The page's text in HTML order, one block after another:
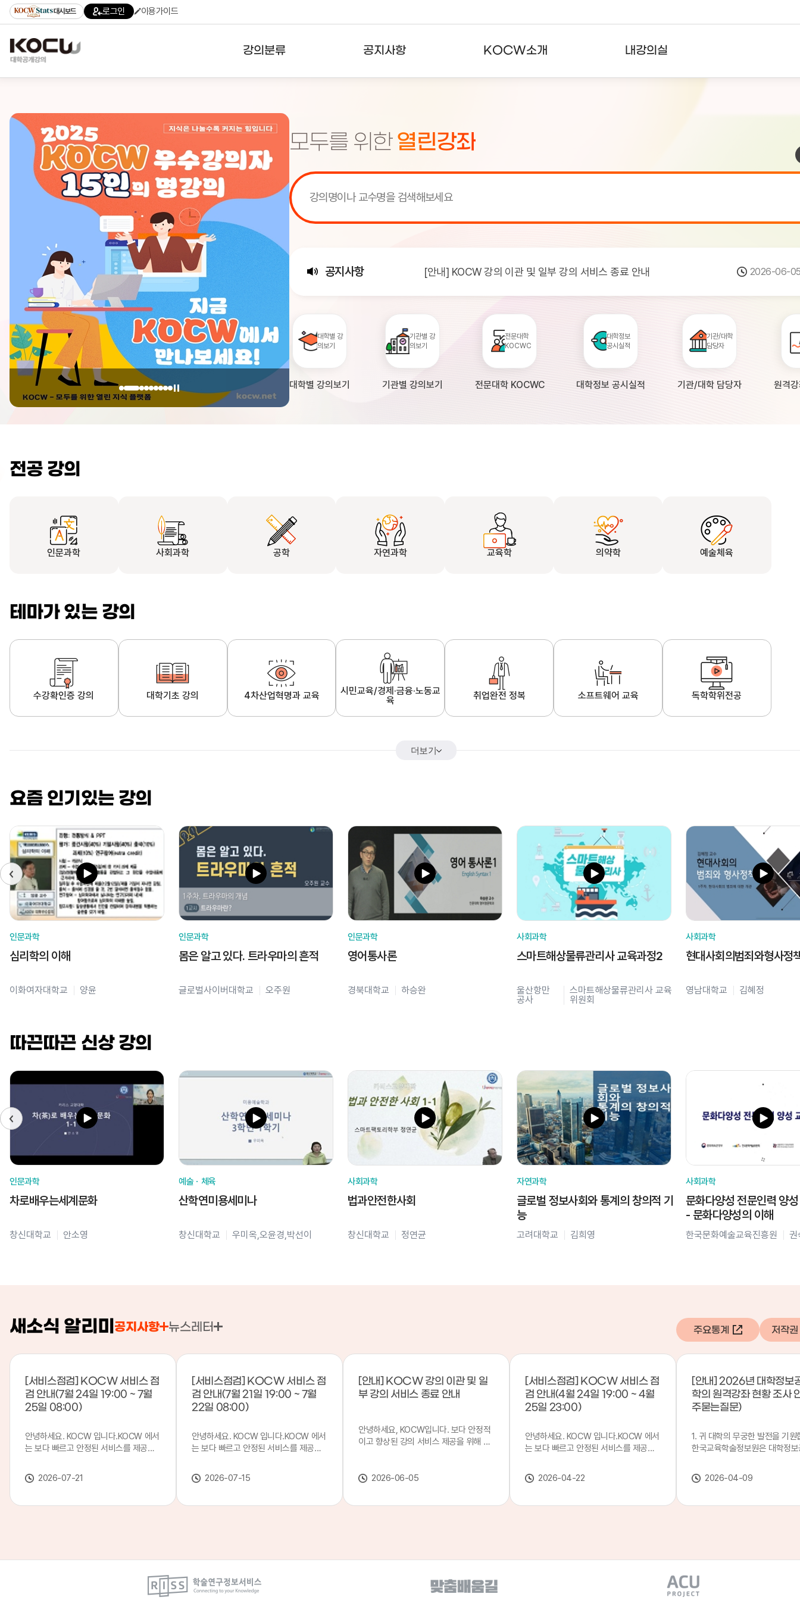
대시보드 로그인 이용가이드
강의분류
기관강의
테마강의
공지사항
주요통계현황
KOCW소개 내강의실
모두를 위한 열린강좌
공지사항
[서비스점검] KOCW 서비스 점검 안내(7월 24일 19:00 ~ 7월... 2026-07-
[안내] KOCW 강의 이관 및 일부 강의 서비스 종료 안내 2026-06-
[안내] 2026년 대학정보공시 대학의 원격강좌 현황 조사 안내(자주묻... 2026-04-
대학별 강
의보기
대학별 강의보기
기관별 강
의보기
기관별 강의보기
전문대학
KOCWC
전문대학 KOCWC
대학정보
공시실적
대학정보 공시실적
기관/대학
담당자
기관/대학 담당자 원격
전공 강의
인문과학 사회과학 공학 자연과학 교육학 의약학 예술체육
테마가 있는 강의
수강확인증 강의 대학기초 강의 4차산업혁명과 교육
시민교육/경제·금융·노동교
육
취업완전 정복 소프트웨어 교육 독학학위전공
더보기
요즘 인기있는 강의
인문과학
심리학의 이해
이화여자대학교 양윤
인문과학
몸은 알고 있다. 트라우마의 흔적
글로벌사이버대학교 오주원
인문과학
영어통사론
경북대학교 하승완
사회과학
스마트해상물류관리사 교육과정2
울산항만
공사
스마트해상물류관리사 교육
위원회
사회과학
현대사회의범죄와형사정
영남대학교 김혜정
따끈따끈 신상 강의
인문과학
차로배우는세계문화
창신대학교 안소영
예술ㆍ체육
산학연미용세미나
창신대학교 우미옥,오윤경,박선이
사회과학
법과안전한사회
창신대학교 정연균
자연과학
글로벌 정보사회와 통계의 창의적 기
능
고려대학교 김희영
사회과학
문화다양성 전문인력 양
- 문화다양성의 이해
한국문화예술교육진흥원 권
새소식 알리미 공지사항 뉴스레터
[서비스점검] KOCW 서비스 점
검 안내(7월 24일 19:00 ~ 7월
25일 08:00)
안녕하세요. KOCW 입니다.KOCW 에서
는 보다 빠르고 안정된 서비스를 제공하
합니다.※ 서비스 점검 작업 일시 : 7월
24일(금) 19:00 ~ 7월 25일(토) 08:00
안 서비스가 일시 중지될 수 있으니, 이
2026-07-21
[서비스점검] KOCW 서비스 점
검 안내(7월 21일 19:00 ~ 7월
22일 08:00)
안녕하세요. KOCW 입니다.KOCW 에서
는 보다 빠르고 안정된 서비스를 제공하
합니다.※ 서비스 점검 작업 일시 : 7월 21
일(화) 19:00 ~ 7월 22일(수) 08:00이
서비스가일시 중지될 수 있으니, 이 점 양
2026-07-15
[안내] KOCW 강의 이관 및 일
부 강의 서비스 종료 안내
안녕하세요, KOCW입니다. 보다 안정적
이고 향상된 강의 서비스 제공을 위해 강
스가 종료될 예정이오니, 이용에 참고하
종료 강의 안내 이관 작업으로 인해 일부
었습니다. 서비스 종료 강의 목록은 아래
링크에서 확인하실 수 있습니다. → 서비
2026-06-05
[서비스점검] KOCW 서비스 점
검 안내(4월 24일 19:00 ~ 4월
25일 23:00)
안녕하세요. KOCW 입니다.KOCW 에서
는 보다 빠르고 안정된 서비스를 제공하
합니다.※ 서비스 점검 작업 일시 : 4월
24일(금) 19:00 ~ 4월 25일(토) 23:00
안 일시중지될 예정이오니, 이 점 양해하
2026-04-22
[안내] 2026년 대학정보
학의 원격강좌 현황 조사
주묻는질문)
1. 귀 대학의 무궁한 발전을 기원
한국교육학술정보원은 대학정
본 조사는 2025. 3. 1~2026. 2.
에 운영된 원격강좌(이러닝) 현
강좌(12-바)'에 데이터를 연계할
인시 캠퍼스인 경우 해당 캠퍼스
있는 기관명을 선택하시면 됩니
2026-04-09
주요통계 저작